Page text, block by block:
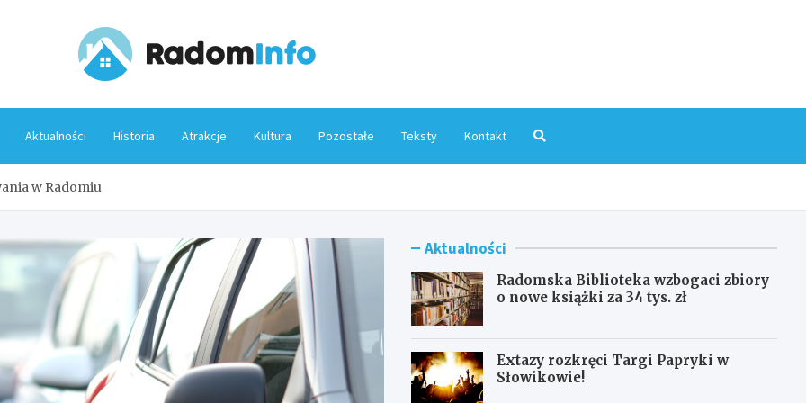
Aktualności Historia Atrakcje Kultura Pozostałe Teksty Kontakt
w Radomiu
Aktualności
Radomska Biblioteka wzbogaci zbiory
o nowe książki za 34 tys. zł
Extazy rozkręci Targi Papryki w
Słowikowie!